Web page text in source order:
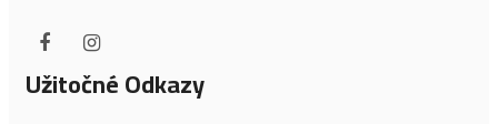
Užitočné Odkazy